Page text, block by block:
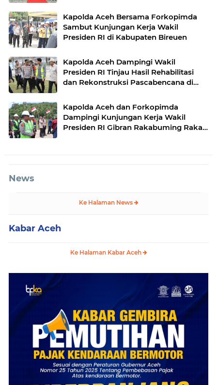
Kapolda Aceh Bersama Forkopimda
Sambut Kunjungan Kerja Wakil
Presiden RI di Kabupaten Bireuen
Kapolda Aceh Dampingi Wakil
Presiden RI Tinjau Hasil Rehabilitasi
dan Rekonstruksi Pascabencana di
Kapolda Aceh dan Forkopimda
Dampingi Kunjungan Kerja Wakil
Presiden RI Gibran Rakabuming Raka
News
Ke Halaman News
Kabar Aceh
Ke Halaman Kabar Aceh